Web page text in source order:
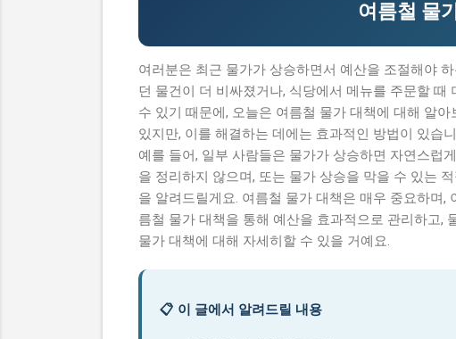
여름철 물
여러분은 최근 물가가 상승하면서 예산을 조절해야
던 물건이 더 비싸졌거나, 식당에서 메뉴를 주문할
수 있기 때문에, 오늘은 여름철 물가 대책에 대해 알
있지만, 이를 해결하는 데에는 효과적인 방법이 있습
예를 들어, 일부 사람들은 물가가 상승하면 자연스럽
을 정리하지 않으며, 또는 물가 상승을 막을 수 있는
을 알려드릴게요. 여름철 물가 대책은 매우 중요하며,
름철 물가 대책을 통해 예산을 효과적으로 관리하고,
물가 대책에 대해 자세히할 수 있을 거예요.
📋 이 글에서 알려드릴 내용